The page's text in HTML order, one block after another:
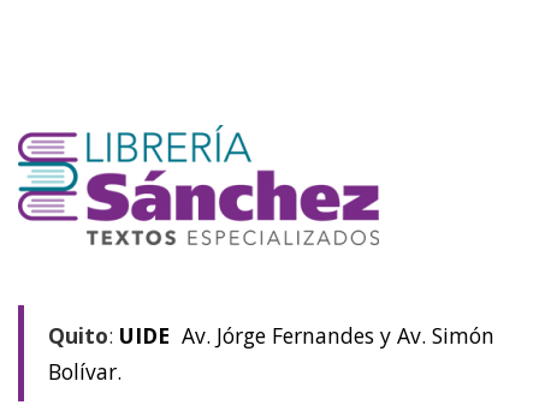
Quito: UIDE Av. Jórge Fernandes y Av. Simón
Bolívar.